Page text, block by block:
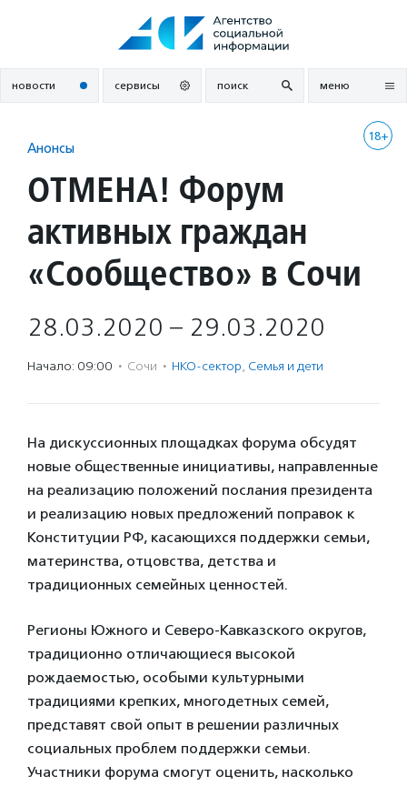
новости сервисы поиск меню
18+
Анонсы
ОТМЕНА! Форум
активных граждан
«Сообщество» в Сочи
28.03.2020 – 29.03.2020
Начало: 09:00 · Сочи · НКО-сектор, Семья и дети
На дискуссионных площадках форума обсудят
новые общественные инициативы, направленные
на реализацию положений послания президента
и реализацию новых предложений поправок к
Конституции РФ, касающихся поддержки семьи,
материнства, отцовства, детства и
традиционных семейных ценностей.
Регионы Южного и Северо-Кавказского округов,
традиционно отличающиеся высокой
рождаемостью, особыми культурными
традициями крепких, многодетных семей,
представят свой опыт в решении различных
социальных проблем поддержки семьи.
Участники форума смогут оценить, насколько